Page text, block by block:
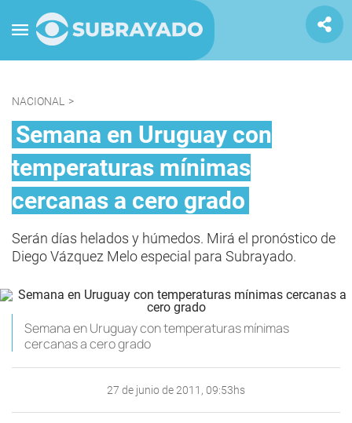
NACIONAL >
Semana en Uruguay con
temperaturas mínimas
cercanas a cero grado
Serán días helados y húmedos. Mirá el pronóstico de
Diego Vázquez Melo especial para Subrayado.
Semana en Uruguay con temperaturas mínimas
cercanas a cero grado
27 de junio de 2011, 09:53hs